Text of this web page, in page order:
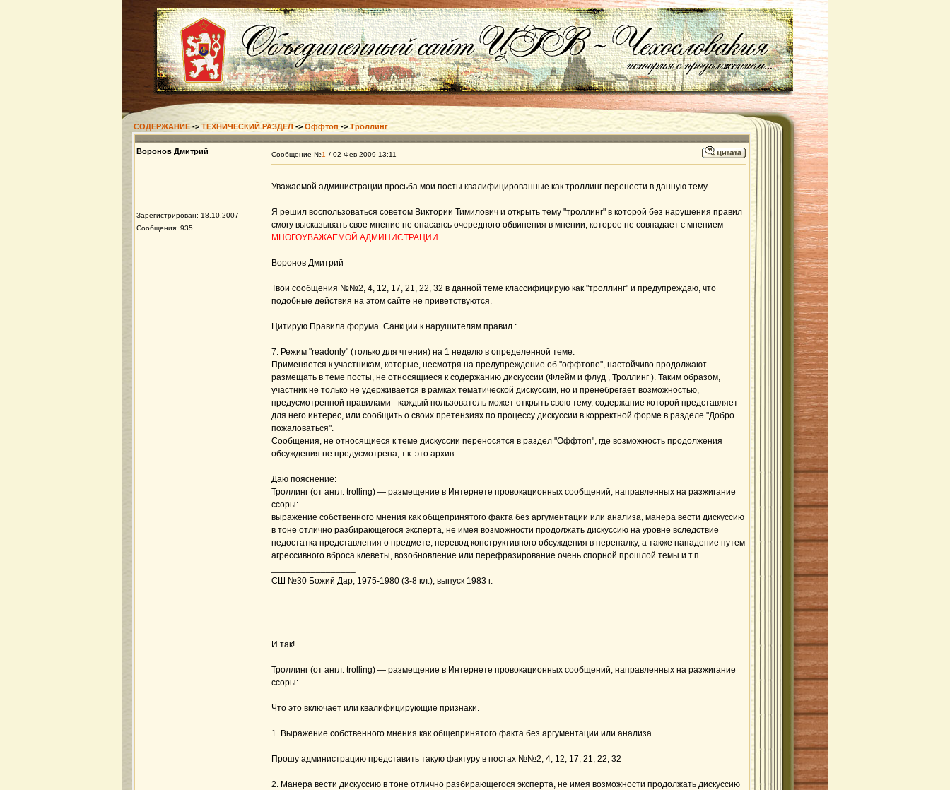
СОДЕРЖАНИЕ ->ТЕХНИЧЕСКИЙ РАЗДЕЛ ->Оффтоп->Троллинг
Воронов Дмитрий
Зарегистрирован: 18.10.2007
Сообщения: 935
Сообщение №1 / 02 Фев 2009 13:11
Уважаемой администрации просьба мои посты квалифицированные как троллинг перенести в данную тему.
Я решил воспользоваться советом Виктории Тимилович и открыть тему "троллинг" в которой без нарушения правил
смогу высказывать свое мнение не опасаясь очередного обвинения в мнении, которое не совпадает с мнением
МНОГОУВАЖАЕМОЙ АДМИНИСТРАЦИИ .
Воронов Дмитрий
Твои сообщения №№2, 4, 12, 17, 21, 22, 32 в данной теме классифицирую как "троллинг" и предупреждаю, что
подобные действия на этом сайте не приветствуются.
Цитирую Правила форума. Санкции к нарушителям правил :
7. Режим "readonly" (только для чтения) на 1 неделю в определенной теме.
Применяется к участникам, которые, несмотря на предупреждение об "оффтопе", настойчиво продолжают
размещать в теме посты, не относящиеся к содержанию дискуссии (Флейм и флуд , Троллинг ). Таким образом,
участник не только не удерживается в рамках тематической дискуссии, но и пренебрегает возможностью,
предусмотренной правилами - каждый пользователь может открыть свою тему, содержание которой представляет
для него интерес, или сообщить о своих претензиях по процессу дискуссии в корректной форме в разделе "Добро
пожаловаться".
Сообщения, не относящиеся к теме дискуссии переносятся в раздел "Оффтоп", где возможность продолжения
обсуждения не предусмотрена, т.к. это архив.
Даю пояснение:
Троллинг (от англ. trolling) — размещение в Интернете провокационных сообщений, направленных на разжигание
ссоры:
выражение собственного мнения как общепринятого факта без аргументации или анализа, манера вести дискуссию
в тоне отлично разбирающегося эксперта, не имея возможности продолжать дискуссию на уровне вследствие
недостатка представления о предмете, перевод конструктивного обсуждения в перепалку, а также нападение путем
агрессивного вброса клеветы, возобновление или перефразирование очень спорной прошлой темы и т.п.
СШ №30 Божий Дар, 1975-1980 (3-8 кл.), выпуск 1983 г.
И так!
Троллинг (от англ. trolling) — размещение в Интернете провокационных сообщений, направленных на разжигание
ссоры:
Что это включает или квалифицирующие признаки.
1. Выражение собственного мнения как общепринятого факта без аргументации или анализа.
Прошу администрацию представить такую фактуру в постах №№2, 4, 12, 17, 21, 22, 32
2. Манера вести дискуссию в тоне отлично разбирающегося эксперта, не имея возможности продолжать дискуссию